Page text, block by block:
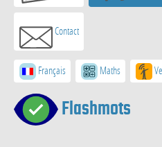
Contact
Français Maths
Flashmots